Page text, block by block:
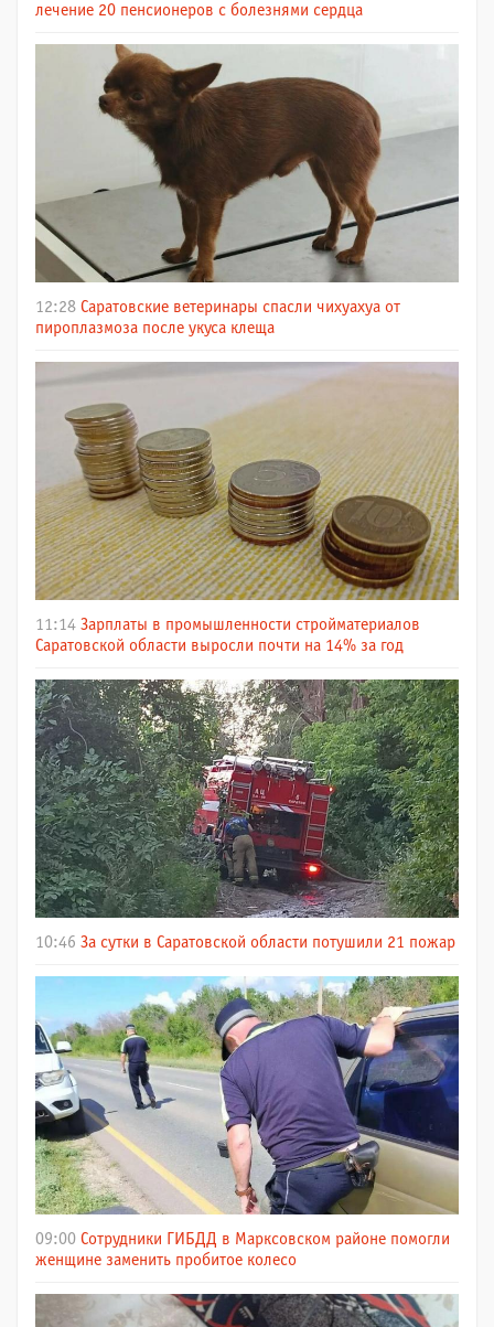
лечение 20 пенсионеров с болезнями сердца
12:28 Саратовские ветеринары спасли чихуахуа от
пироплазмоза после укуса клеща
11:14 Зарплаты в промышленности стройматериалов
Саратовской области выросли почти на 14% за год
10:46 За сутки в Саратовской области потушили 21 пожар
09:00 Сотрудники ГИБДД в Марксовском районе помогли
женщине заменить пробитое колесо